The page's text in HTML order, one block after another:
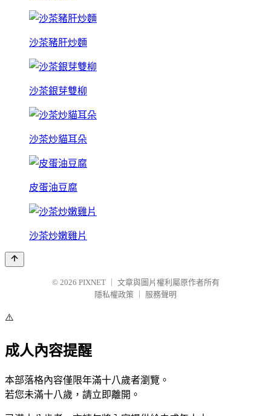
沙茶豬肝炒麵
沙茶銀芽雙柳
沙茶炒貓耳朵
皮蛋油豆腐
沙茶炒嫩雞片
© 2026 PIXNET
文章與圖片權利屬原作者所有
隱私權政策
服務聲明
⚠️
成人內容提醒
本部落格內容僅限年滿十八歲者瀏覽。
若您未滿十八歲，請立即離開。